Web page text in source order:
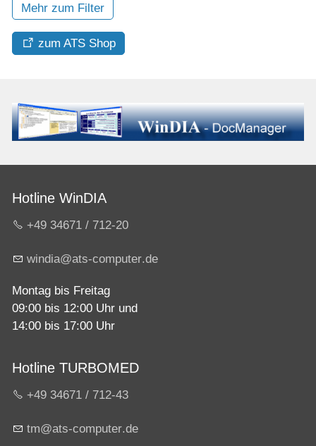
Mehr zum Filter
zum ATS Shop
Hotline WinDIA
+49 34671 / 712-20
w nd ts-c mp t r d
Montag bis Freitag
09:00 bis 12:00 Uhr und
14:00 bis 17:00 Uhr
Hotline TURBOMED
+49 34671 / 712-43
tm ts-c mp t r d